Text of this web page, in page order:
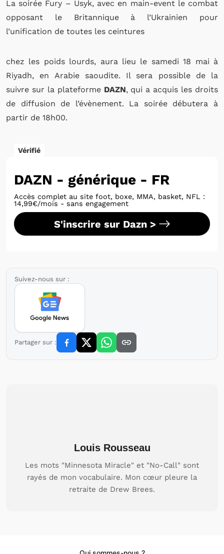
La soirée Fury – Usyk, avec en main-event le combat
opposant le Britannique à l’Ukrainien pour
l’unification de toutes les ceintures
chez les poids lourds, aura lieu le samedi 18 mai à
Riyadh, en Arabie saoudite. Il sera possible de la
suivre sur la plateforme DAZN, qui a acquis les droits
de diffusion de l’évènement. La soirée débutera à
partir de 18h00.
Vérifié
DAZN - générique - FR
Accès complet au site foot, boxe, MMA, basket, NFL :
14,99€/mois - sans engagement
S'inscrire sur Dazn >
Suivez-nous sur :
Partager sur :
Louis Rousseau
Les mots "Minnesota Miracle" et "No-Call" sont
rayés de mon vocabulaire. Mon cœur pleure la
retraite de Drew Brees.